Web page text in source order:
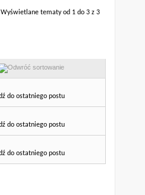
Wyświetlane tematy od 1 do 3 z 3